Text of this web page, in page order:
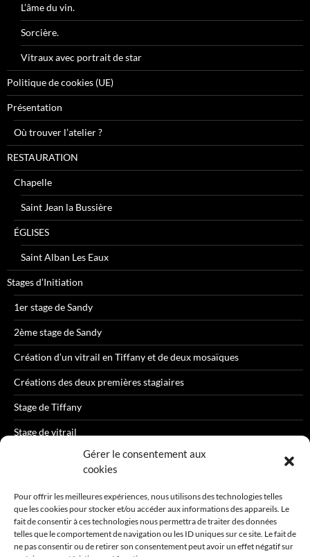
Gérer le consentement aux
cookies
Pour offrir les meilleures expériences, nous utilisons des technologies telles
que les cookies pour stocker et/ou accéder aux informations des appareils. Le
fait de consentir à ces technologies nous permettra de traiter des données
telles que le comportement de navigation ou les ID uniques sur ce site. Le fait de
ne pas consentir ou de retirer son consentement peut avoir un effet négatif sur
L’âme du vin.
Sorcière.
Vitraux avec portrait de star
Politique de cookies (UE)
Présentation
Où trouver l’atelier ?
RESTAURATION
Chapelle
Saint Jean la Bussière
ÉGLISES
Saint Alban Les Eaux
Stages d’Initiation
1er stage de Sandy
2ème stage de Sandy
Création d’un vitrail en Tiffany et de deux mosaïques
Créations des deux premières stagiaires
Stage de Tiffany
Stage de vitrail